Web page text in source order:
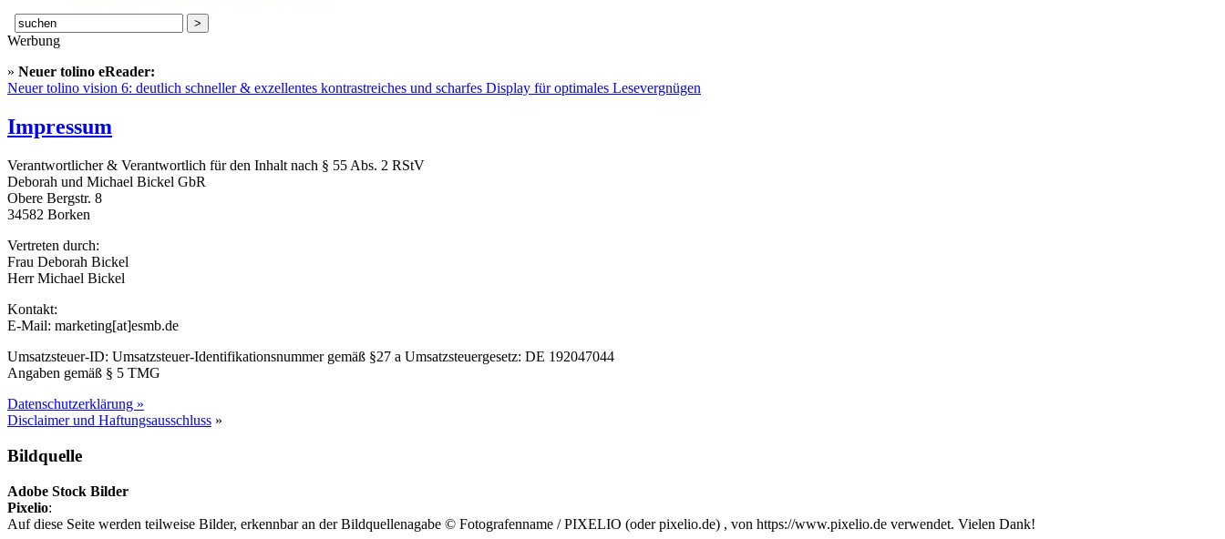
Suche
nach:
Werbung
» Neuer tolino eReader:
Neuer tolino vision 6: deutlich schneller & exzellentes kontrastreiches und scharfes Display für optimales Lesevergnügen
Impressum
Verantwortlicher & Verantwortlich für den Inhalt nach § 55 Abs. 2 RStV
Deborah und Michael Bickel GbR
Obere Bergstr. 8
34582 Borken
Vertreten durch:
Frau Deborah Bickel
Herr Michael Bickel
Kontakt:
E-Mail: marketing[at]esmb.de
Umsatzsteuer-ID: Umsatzsteuer-Identifikationsnummer gemäß §27 a Umsatzsteuergesetz: DE 192047044
Angaben gemäß § 5 TMG
Datenschutzerklärung »
Disclaimer und Haftungsausschluss »
Bildquelle
Adobe Stock Bilder
Pixelio:
Auf diese Seite werden teilweise Bilder, erkennbar an der Bildquellenagabe © Fotografenname / PIXELIO (oder pixelio.de) , von https://www.pixelio.de verwendet. Vielen Dank!